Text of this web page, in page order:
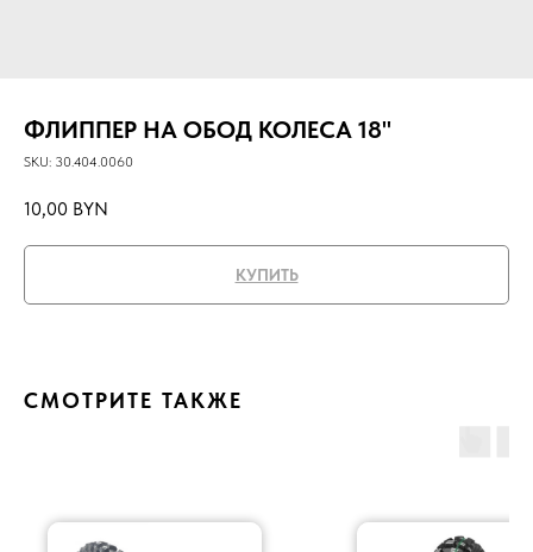
ФЛИППЕР НА ОБОД КОЛЕСА 18"
SKU: 30.404.0060
10,00 BYN
КУПИТЬ
СМОТРИТЕ ТАКЖЕ